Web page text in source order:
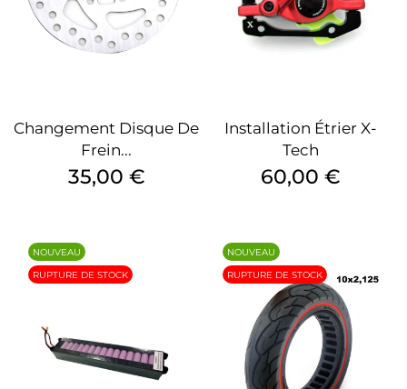
Changement Disque De
Frein...
Prix
35,00 €
Installation Étrier X-
Tech
Prix
60,00 €
NOUVEAU
RUPTURE DE STOCK
NOUVEAU
RUPTURE DE STOCK